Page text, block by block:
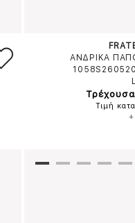
ΑΝΔΡΙΚΑ
Τιμή